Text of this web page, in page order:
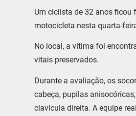
Um ciclista de 32 anos ficou
motocicleta nesta quarta-
No local, a vítima foi
vitais preservados.
Durante a avaliação, os
cabeça, pupilas
clavícula direita. A equipe